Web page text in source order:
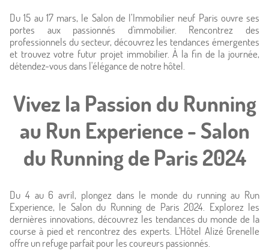
Photos
Situation
À proximité
Conciergerie
Actualités
Du 15 au 17 mars, le Salon de l’Immobilier neuf Paris ouvre ses
portes aux passionnés d'immobilier. Rencontrez des
professionnels du secteur, découvrez les tendances émergentes
et trouvez votre futur projet immobilier. À la fin de la journée,
détendez-vous dans l'élégance de notre hôtel.
Vivez la Passion du Running
au Run Experience - Salon
du Running de Paris 2024
Du 4 au 6 avril, plongez dans le monde du running au Run
Experience, le Salon du Running de Paris 2024. Explorez les
dernières innovations, découvrez les tendances du monde de la
course à pied et rencontrez des experts. L'Hôtel Alizé Grenelle
offre un refuge parfait pour les coureurs passionnés.